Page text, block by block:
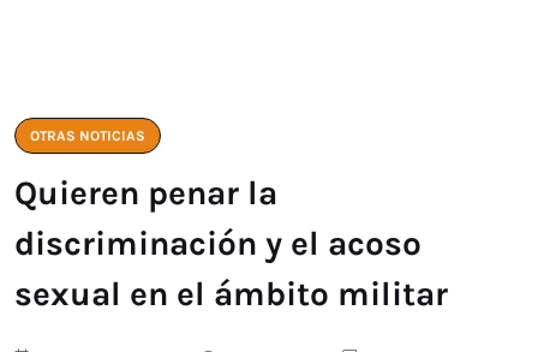
OTRAS NOTICIAS
Quieren penar la
discriminación y el acoso
sexual en el ámbito militar